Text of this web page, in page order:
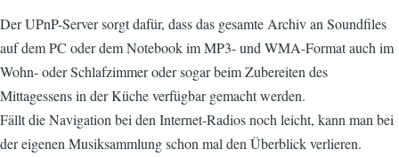
Der UPnP-Server sorgt dafür, dass das gesamte Archiv an Soundfiles
auf dem PC oder dem Notebook im MP3- und WMA-Format auch im
Wohn- oder Schlafzimmer oder sogar beim Zubereiten des
Mittagessens in der Küche verfügbar gemacht werden.
Fällt die Navigation bei den Internet-Radios noch leicht, kann man bei
der eigenen Musiksammlung schon mal den Überblick verlieren.